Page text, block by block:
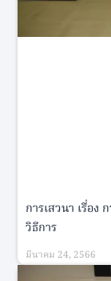
การเสวนา เรื่อง
วิธีการ
มีนาคม 24, 2566